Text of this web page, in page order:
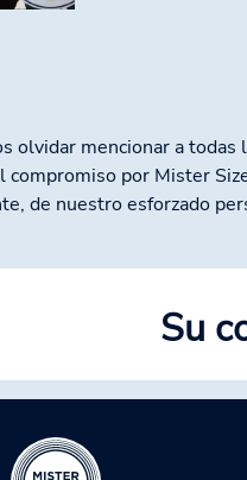
olvidar mencionar a
compromiso por Mister
de nuestro esforzado
Su